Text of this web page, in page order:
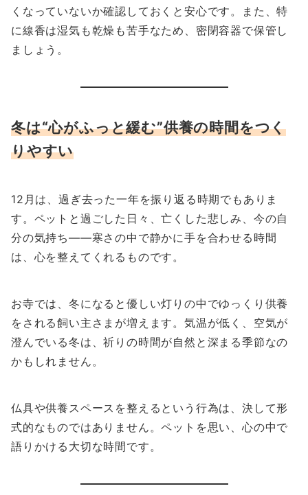
くなっていないか確認しておくと安心です。また、特
に線香は湿気も乾燥も苦手なため、密閉容器で保管し
ましょう。
冬は“心がふっと緩む”供養の時間をつく
りやすい
12月は、過ぎ去った一年を振り返る時期でもありま
す。ペットと過ごした日々、亡くした悲しみ、今の自
分の気持ち——寒さの中で静かに手を合わせる時間
は、心を整えてくれるものです。
お寺では、冬になると優しい灯りの中でゆっくり供養
をされる飼い主さまが増えます。気温が低く、空気が
澄んでいる冬は、祈りの時間が自然と深まる季節なの
かもしれません。
仏具や供養スペースを整えるという行為は、決して形
式的なものではありません。ペットを思い、心の中で
語りかける大切な時間です。